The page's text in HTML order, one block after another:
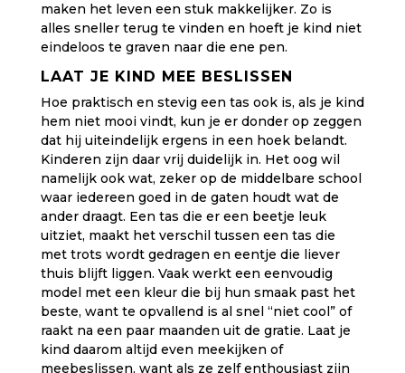
maken het leven een stuk makkelijker. Zo is
alles sneller terug te vinden en hoeft je kind niet
eindeloos te graven naar die ene pen.
LAAT JE KIND MEE BESLISSEN
Hoe praktisch en stevig een tas ook is, als je kind
hem niet mooi vindt, kun je er donder op zeggen
dat hij uiteindelijk ergens in een hoek belandt.
Kinderen zijn daar vrij duidelijk in. Het oog wil
namelijk ook wat, zeker op de middelbare school
waar iedereen goed in de gaten houdt wat de
ander draagt. Een tas die er een beetje leuk
uitziet, maakt het verschil tussen een tas die
met trots wordt gedragen en eentje die liever
thuis blijft liggen. Vaak werkt een eenvoudig
model met een kleur die bij hun smaak past het
beste, want te opvallend is al snel “niet cool” of
raakt na een paar maanden uit de gratie. Laat je
kind daarom altijd even meekijken of
meebeslissen, want als ze zelf enthousiast zijn